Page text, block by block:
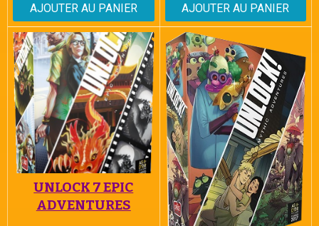
AJOUTER AU PANIER AJOUTER AU PANIER
UNLOCK 7 EPIC
ADVENTURES